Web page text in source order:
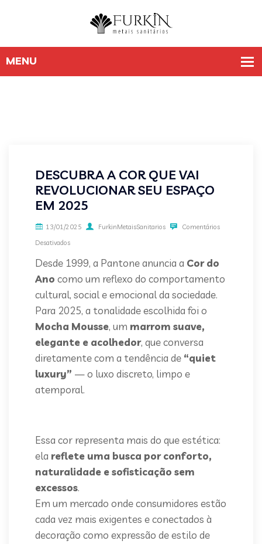
DESCUBRA A COR QUE VAI
REVOLUCIONAR SEU ESPAÇO
EM 2025
13/01/2025 FurkinMetaisSanitarios
Comentários
Desativados
Desde 1999, a Pantone anuncia a Cor do
Ano como um reflexo do comportamento
cultural, social e emocional da sociedade.
Para 2025, a tonalidade escolhida foi o
Mocha Mousse, um marrom suave,
elegante e acolhedor, que conversa
diretamente com a tendência de “quiet
luxury” — o luxo discreto, limpo e
atemporal.
Essa cor representa mais do que estética:
ela reflete uma busca por conforto,
naturalidade e sofisticação sem
excessos.
Em um mercado onde consumidores estão
cada vez mais exigentes e conectados à
decoração como expressão de estilo de